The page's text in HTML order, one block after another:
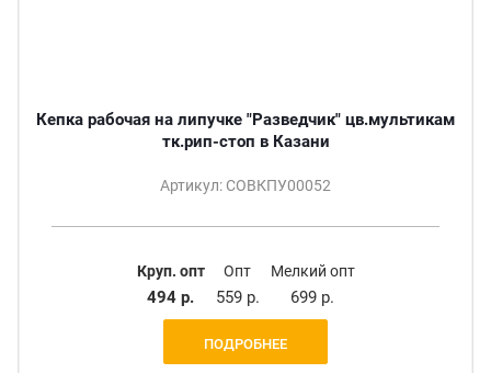
Кепка рабочая на липучке "Разведчик" цв.мультикам
тк.рип-стоп в Казани
Артикул: СОВКПУ00052
Круп. опт
494 р.
Опт
559 р.
Мелкий опт
699 р.
ПОДРОБНЕЕ